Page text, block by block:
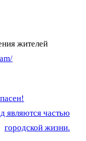
жителей
являются частью
городской жизни.